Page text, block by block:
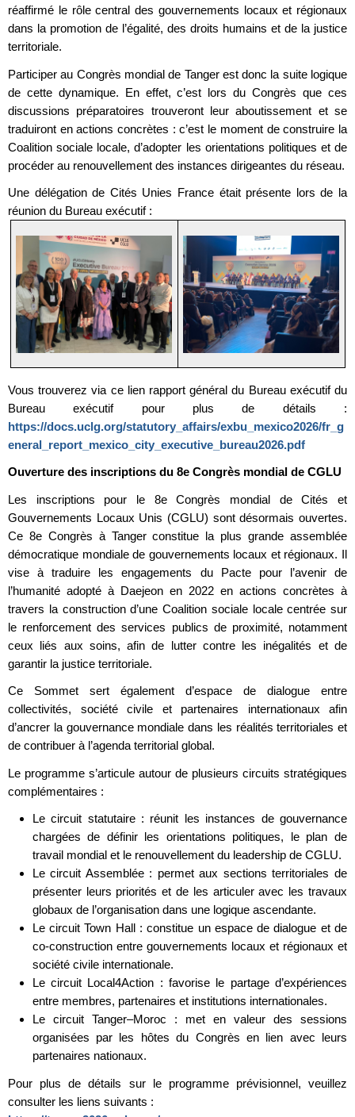
réaffirmé le rôle central des gouvernements locaux et régionaux
dans la promotion de l’égalité, des droits humains et de la justice
territoriale.
Participer au Congrès mondial de Tanger est donc la suite logique
de cette dynamique. En effet, c’est lors du Congrès que ces
discussions préparatoires trouveront leur aboutissement et se
traduiront en actions concrètes : c’est le moment de construire la
Coalition sociale locale, d’adopter les orientations politiques et de
procéder au renouvellement des instances dirigeantes du réseau.
Une délégation de Cités Unies France était présente lors de la
réunion du Bureau exécutif :
Vous trouverez via ce lien rapport général du Bureau exécutif du
Bureau exécutif pour plus de détails :
https://docs.uclg.org/statutory_affairs/exbu_mexico2026/fr_g
eneral_report_mexico_city_executive_bureau2026.pdf
Ouverture des inscriptions du 8e Congrès mondial de CGLU
Les inscriptions pour le 8e Congrès mondial de Cités et
Gouvernements Locaux Unis (CGLU) sont désormais ouvertes.
Ce 8e Congrès à Tanger constitue la plus grande assemblée
démocratique mondiale de gouvernements locaux et régionaux. Il
vise à traduire les engagements du Pacte pour l’avenir de
l’humanité adopté à Daejeon en 2022 en actions concrètes à
travers la construction d’une Coalition sociale locale centrée sur
le renforcement des services publics de proximité, notamment
ceux liés aux soins, afin de lutter contre les inégalités et de
garantir la justice territoriale.
Ce Sommet sert également d’espace de dialogue entre
collectivités, société civile et partenaires internationaux afin
d’ancrer la gouvernance mondiale dans les réalités territoriales et
de contribuer à l’agenda territorial global.
Le programme s’articule autour de plusieurs circuits stratégiques
complémentaires :
Le circuit statutaire : réunit les instances de gouvernance
chargées de définir les orientations politiques, le plan de
travail mondial et le renouvellement du leadership de CGLU.
Le circuit Assemblée : permet aux sections territoriales de
présenter leurs priorités et de les articuler avec les travaux
globaux de l’organisation dans une logique ascendante.
Le circuit Town Hall : constitue un espace de dialogue et de
co-construction entre gouvernements locaux et régionaux et
société civile internationale.
Le circuit Local4Action : favorise le partage d’expériences
entre membres, partenaires et institutions internationales.
Le circuit Tanger–Moroc : met en valeur des sessions
organisées par les hôtes du Congrès en lien avec leurs
partenaires nationaux.
Pour plus de détails sur le programme prévisionnel, veuillez
consulter les liens suivants :